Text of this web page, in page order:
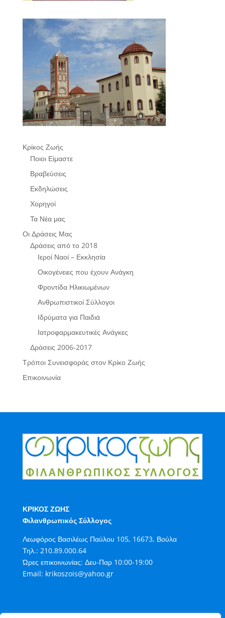
Κρίκος Ζωής
Ποιοι Είμαστε
Βραβεύσεις
Εκδηλώσεις
Χορηγοί
Τα Νέα μας
Οι Δράσεις Μας
Δράσεις από το 2018
Ιεροί Ναοί – Εκκλησία
Οικογένειες που έχουν Ανάγκη
Φροντίδα Ηλικιωμένων
Ανθρωπιστικοί Σύλλογοι
Ιδρύματα για Παιδιά
Ιατροφαρμακευτικές Ανάγκες
Δράσεις 2006-2017
Τρόποι Συνεισφοράς στον Κρίκο Ζωής
Επικοινωνία
ΚΡΙΚΟΣ ΖΩΗΣ
Φιλανθρωπικός Σύλλογος
Λεωφόρος Βασιλέως Παύλου 105, 16673, Βούλα
Τηλ.: 210.89.000.64
Ώρες επικοινωνίας: Δευ-Παρ 10:00-19:00
Email: krikoszois@yahoo.gr